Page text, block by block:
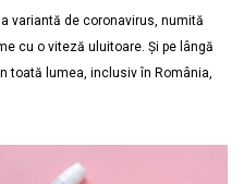
variantă de coronavirus, numită
cu o viteză uluitoare. Și pe lângă
toată lumea, inclusiv în România,